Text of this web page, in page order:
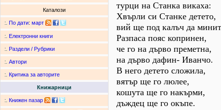
Каталози
:. По дати: март
:. Електронни книги
:. Раздели / Рубрики
:. Автори
:. Критика за авторите
Книжарници
:. Книжен пазар
турци на Станка викаха:
Хвърли си Станке детето,
вий ще под калъч да
Разпаса пояс копринен,
че го на дърво преметна,
на дърво дафин- Иванчо.
В него детето сложила,
вятър ще го люлее,
кошута ще го накърми,
дъждец ще го окъпе.